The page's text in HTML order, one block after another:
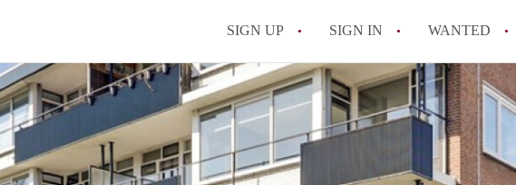
SIGN UP SIGN IN WANTED
All FAQs